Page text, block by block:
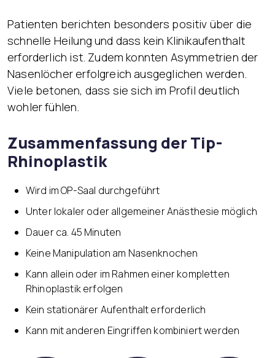
Patienten berichten besonders positiv über die
schnelle Heilung und dass kein Klinikaufenthalt
erforderlich ist. Zudem konnten Asymmetrien der
Nasenlöcher erfolgreich ausgeglichen werden.
Viele betonen, dass sie sich im Profil deutlich
wohler fühlen.
Zusammenfassung der Tip-
Rhinoplastik
Wird im OP-Saal durchgeführt
Unter lokaler oder allgemeiner Anästhesie möglich
Dauer ca. 45 Minuten
Keine Manipulation am Nasenknochen
Kann allein oder im Rahmen einer kompletten
Rhinoplastik erfolgen
Kein stationärer Aufenthalt erforderlich
Kann mit anderen Eingriffen kombiniert werden